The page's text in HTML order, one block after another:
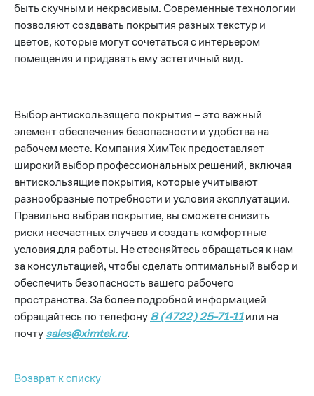
быть скучным и некрасивым. Современные технологии
позволяют создавать покрытия разных текстур и
цветов, которые могут сочетаться с интерьером
помещения и придавать ему эстетичный вид.
Выбор антискользящего покрытия – это важный
элемент обеспечения безопасности и удобства на
рабочем месте. Компания ХимТек предоставляет
широкий выбор профессиональных решений, включая
антискользящие покрытия, которые учитывают
разнообразные потребности и условия эксплуатации.
Правильно выбрав покрытие, вы сможете снизить
риски несчастных случаев и создать комфортные
условия для работы. Не стесняйтесь обращаться к нам
за консультацией, чтобы сделать оптимальный выбор и
обеспечить безопасность вашего рабочего
пространства. За более подробной информацией
обращайтесь по телефону8 (4722) 25-71-11или на
почтуsales@ximtek.ru.
Возврат к списку